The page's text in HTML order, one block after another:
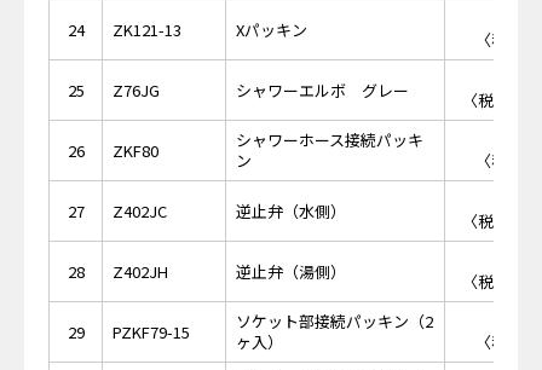
24 ZK121-13 Xパッキン
〈税抜
25 Z76JG シャワーエルボ グレー
〈税抜価
26 ZKF80
シャワーホース接続パッキ
ン
〈税抜
27 Z402JC 逆止弁（水側）
〈税抜価
28 Z402JH 逆止弁（湯側）
〈税抜価
29 PZKF79-15
ソケット部接続パッキン（2
ヶ入）
〈税抜